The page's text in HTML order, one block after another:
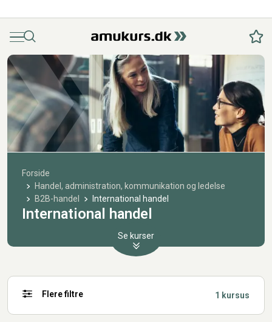
MenuSøg
Forside
Handel, administration, kommunikation og ledelse
B2B-handel
International handel
International handel
Se kurser
Flere filtre 1 kursus